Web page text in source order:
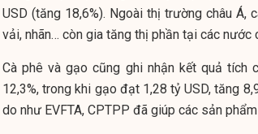
USD (tăng 18,6%). Ngoài thị trường châu Á,
vải, nhãn… còn gia tăng thị phần tại các nước
Cà phê và gạo cũng ghi nhận kết quả tích
12,3%, trong khi gạo đạt 1,28 tỷ USD, tăng
do như EVFTA, CPTPP đã giúp các sản